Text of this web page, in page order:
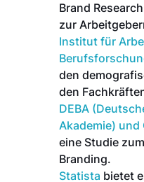
Brand
zur
Institut für
den
den
DEBA
Akademie) und
eine Studie
Branding.
Statista bietet